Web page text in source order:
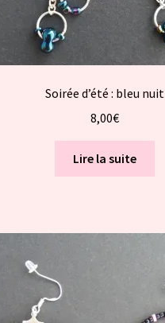
Soirée d’été : bleu nuit
8,00€
Lire la suite